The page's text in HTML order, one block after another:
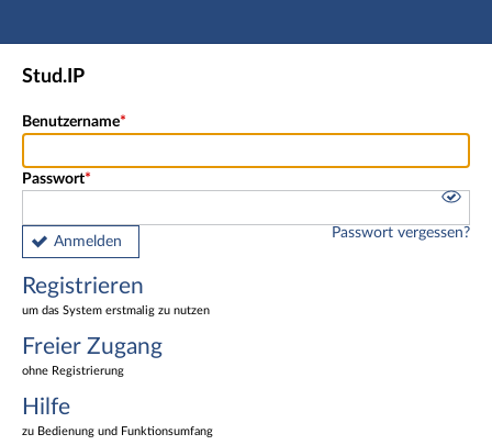
Hauptnavigation
Stud.IP
Benutzername
Passwort
Anmelden
Passwort vergessen?
Registrieren
um das System erstmalig zu nutzen
Freier Zugang
ohne Registrierung
Hilfe
zu Bedienung und Funktionsumfang